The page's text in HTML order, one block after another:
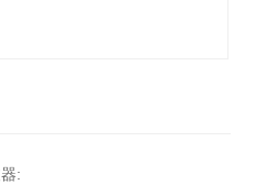
: